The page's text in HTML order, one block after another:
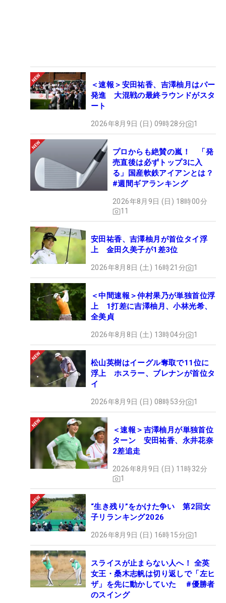
＜速報＞安田祐香、吉澤柚月はパー
発進 大混戦の最終ラウンドがスタ
ート
2026年8月9日 (日) 09時28分 1
プロからも絶賛の嵐！ 「発
売直後は必ずトップ3に入
る」国産軟鉄アイアンとは？
#週間ギアランキング
2026年8月9日 (日) 18時00分
11
安田祐香、吉澤柚月が首位タイ浮
上 金田久美子が1差3位
2026年8月8日 (土) 16時21分 1
＜中間速報＞仲村果乃が単独首位浮
上 1打差に吉澤柚月、小林光希、
全美貞
2026年8月8日 (土) 13時04分 1
松山英樹はイーグル奪取で11位に
浮上 ホスラー、ブレナンが首位タ
イ
2026年8月9日 (日) 08時53分 1
＜速報＞吉澤柚月が単独首位
ターン 安田祐香、永井花奈
2差追走
2026年8月9日 (日) 11時32分
1
“生き残り”をかけた争い 第2回女
子リランキング2026
2026年8月9日 (日) 16時15分 1
スライスが止まらない人へ！ 全英
女王・桑木志帆は切り返しで「左ヒ
ザ」を先に動かしていた #優勝者
のスイング